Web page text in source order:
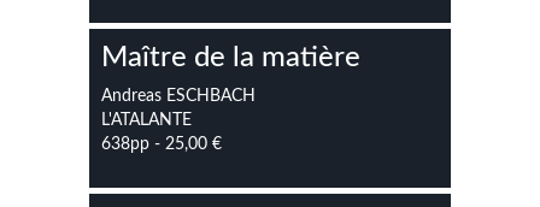
Le Bélial'
Une Heure-Lumière
Archive du Futur
Maître de la matière
Andreas ESCHBACH
L'ATALANTE
638pp - 25,00 €